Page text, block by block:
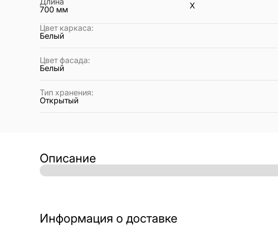
700 мм X
Цвет каркаса:
Белый
Цвет фасада:
Белый
Тип хранения:
Открытый
Описание
Информация о доставке